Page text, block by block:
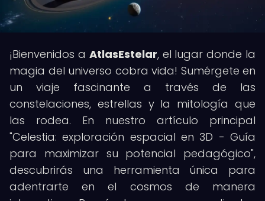
¡Bienvenidos a AtlasEstelar, el lugar donde la
magia del universo cobra vida! Sumérgete en
un viaje fascinante a través de las
constelaciones, estrellas y la mitología que
las rodea. En nuestro artículo principal
"Celestia: exploración espacial en 3D - Guía
para maximizar su potencial pedagógico",
descubrirás una herramienta única para
adentrarte en el cosmos de manera